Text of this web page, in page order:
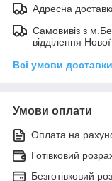
Адресна
Самовивіз з
відділення
Всі умови доставки
Умови оплати
Оплата на
Готівковий
Безготівковий